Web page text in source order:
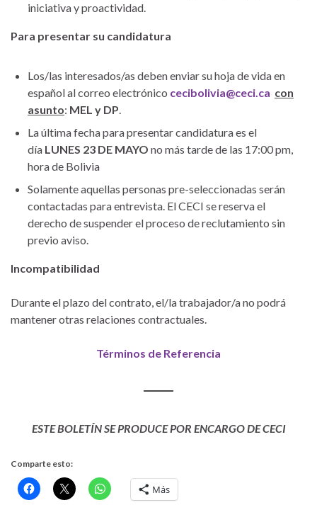
iniciativa y proactividad.
Para presentar su candidatura
Los/las interesados/as deben enviar su hoja de vida en
español al correo electrónico cecibolivia@ceci.ca con
asunto: MEL y DP.
La última fecha para presentar candidatura es el
día LUNES 23 DE MAYO no más tarde de las 17:00 pm,
hora de Bolivia
Solamente aquellas personas pre-seleccionadas serán
contactadas para entrevista. El CECI se reserva el
derecho de suspender el proceso de reclutamiento sin
previo aviso.
Incompatibilidad
Durante el plazo del contrato, el/la trabajador/a no podrá
mantener otras relaciones contractuales.
Términos de Referencia
ESTE BOLETÍN SE PRODUCE POR ENCARGO DE CECI
Comparte esto:
Más